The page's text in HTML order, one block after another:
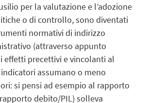
per la valutazione e l’adozione
o di controllo, sono diventati
normativi di indirizzo
(attraverso appunto
effetti precettivi e vincolanti al
assumano o meno
si pensi ad esempio al rapporto
debito/PIL) solleva